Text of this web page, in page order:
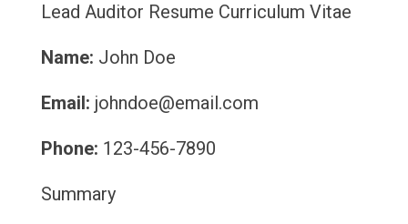
Lead Auditor Resume Curriculum Vitae
Name: John Doe
Email: johndoe@email.com
Phone: 123-456-7890
Summary